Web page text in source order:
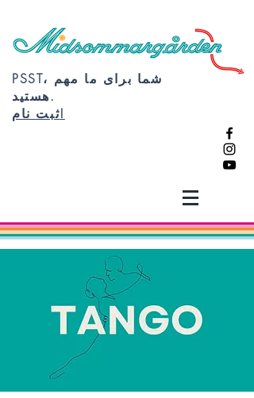
PSST، شما برای ما مهم
هستید.
ثبت نام!